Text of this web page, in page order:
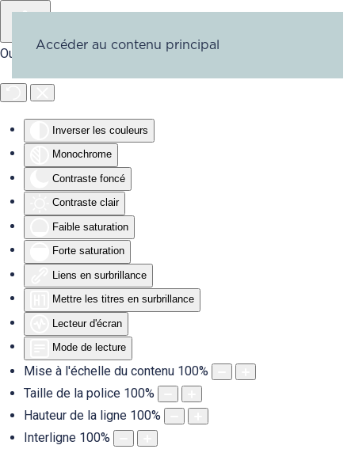
Outils d'accessibilité
Inverser les couleurs
Monochrome
Contraste foncé
Contraste clair
Faible saturation
Forte saturation
Liens en surbrillance
Mettre les titres en surbrillance
Lecteur d'écran
Mode de lecture
Mise à l'échelle du contenu 100%
Taille de la police 100%
Hauteur de la ligne 100%
Interligne 100%
Accéder au contenu principal